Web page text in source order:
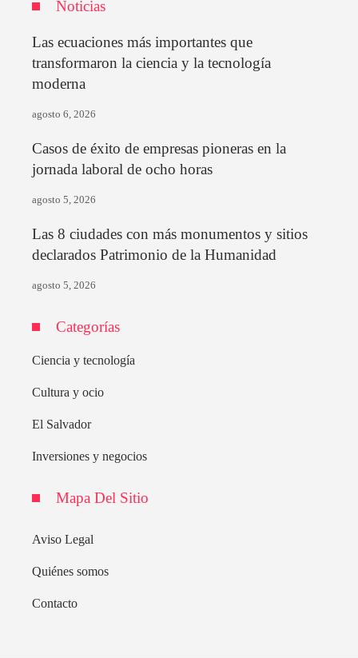
Noticias
Las ecuaciones más importantes que
transformaron la ciencia y la tecnología
moderna
agosto 6, 2026
Casos de éxito de empresas pioneras en la
jornada laboral de ocho horas
agosto 5, 2026
Las 8 ciudades con más monumentos y sitios
declarados Patrimonio de la Humanidad
agosto 5, 2026
Categorías
Ciencia y tecnología
Cultura y ocio
El Salvador
Inversiones y negocios
Mapa Del Sitio
Aviso Legal
Quiénes somos
Contacto